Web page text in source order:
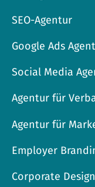
SEO-Agentur
Google Ads
Social Media
Agentur für
Agentur für
Employer
Corporate